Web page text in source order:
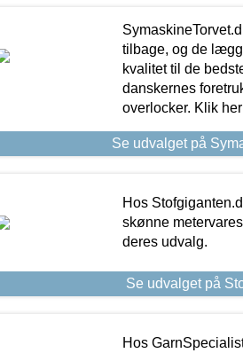
tilbage, og de
kvalitet til de
danskernes
overlocker. Klik
Se udvalget på
Hos
skønne
deres udvalg.
Se udvalget på
Hos